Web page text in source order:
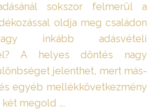
sokszor felmerül a
oldja meg családon
inkább adásvételi
A helyes döntés nagy
jelenthet, mert más-
egyéb mellékkövetkezmény
megold ...